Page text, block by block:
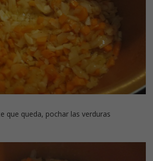
que queda, pochar las verduras